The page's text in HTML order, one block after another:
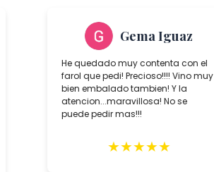
Gema Iguaz
He quedado muy contenta con el
farol que pedi! Precioso!!!! Vino muy
bien embalado tambien! Y la
atencion...maravillosa! No se
puede pedir mas!!!
★★★★★